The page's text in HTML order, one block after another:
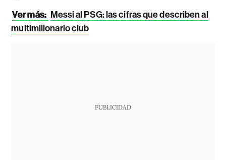
Ver más: Messi al PSG: las cifras que describen al
multimillonario club
PUBLICIDAD